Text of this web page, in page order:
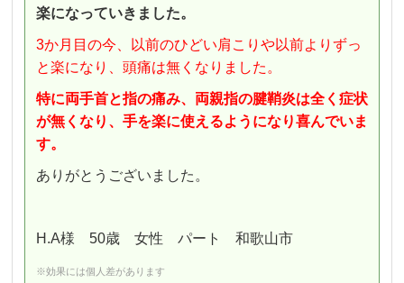
楽になっていきました。
3か月目の今、以前のひどい肩こりや以前よりずっ
と楽になり、頭痛は無くなりました。
特に両手首と指の痛み、両親指の腱鞘炎は全く症状
が無くなり、手を楽に使えるようになり喜んでいま
す。
ありがとうございました。
H.A様 50歳 女性 パート 和歌山市
※効果には個人差があります